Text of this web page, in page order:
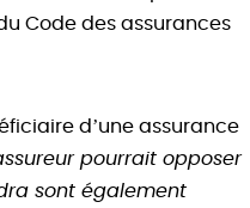
Code des assurances
d’une assurance
pourrait opposer
sont également